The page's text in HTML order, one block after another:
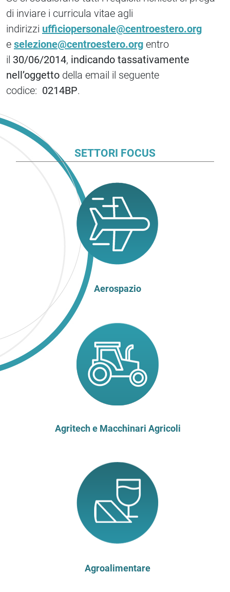
di inviare i curricula vitae agli
indirizzi ufficiopersonale@centroestero.org
e selezione@centroestero.org entro
il 30/06/2014, indicando tassativamente
nell’oggetto della email il seguente
codice: 0214BP.
SETTORI FOCUS
Aerospazio
Agritech e Macchinari Agricoli
Agroalimentare